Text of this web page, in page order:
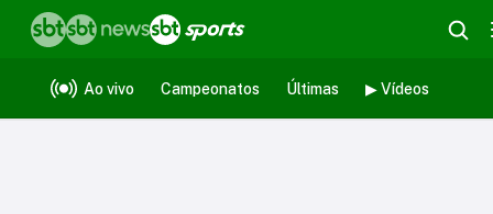
Ao vivo Campeonatos Últimas ▶ Vídeos